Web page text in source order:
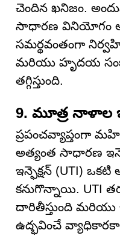
చెందిన ఖనిజం.
సాధారణ వినియోగం
సమర్థవంతంగా
మరియు హృదయ
తగ్గిస్తుంది.
9. మూత్ర నాళాల
ప్రపంచవ్యాప్తంగా
అత్యంత సాధారణ
ఇన్ఫెక్షన్ (UTI)
కనుగొన్నాయి. UTI
దారితీస్తుంది మరియు
ఉద్భవించే వ్యాధికారకాల